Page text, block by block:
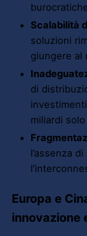
Scalabilità
soluzioni
giungere al
di
miliardi
l’assenza
Europa e
innovazione